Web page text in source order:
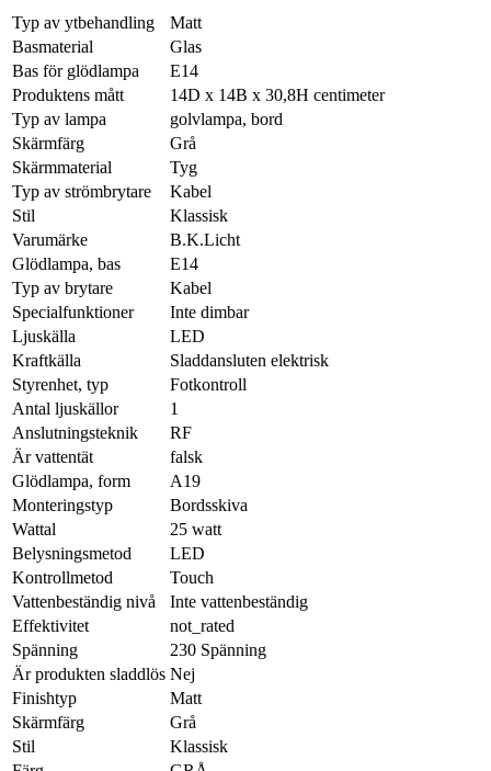
Typ av ytbehandling
Matt
Basmaterial
Glas
Bas för glödlampa
E14
Produktens mått
14D x 14B x 30,8H centimeter
Typ av lampa
golvlampa, bord
Skärmfärg
Grå
Skärmmaterial
Tyg
Typ av strömbrytare
Kabel
Stil
Klassisk
Varumärke
B.K.Licht
Glödlampa, bas
E14
Typ av brytare
Kabel
Specialfunktioner
Inte dimbar
Ljuskälla
LED
Kraftkälla
Sladdansluten elektrisk
Styrenhet, typ
Fotkontroll
Antal ljuskällor
1
Anslutningsteknik
RF
Är vattentät
falsk
Glödlampa, form
A19
Monteringstyp
Bordsskiva
Wattal
25 watt
Belysningsmetod
LED
Kontrollmetod
Touch
Vattenbeständig nivå
Inte vattenbeständig
Effektivitet
not_rated
Spänning
230 Spänning
Är produkten sladdlös Nej
Finishtyp
Matt
Skärmfärg
Grå
Stil
Klassisk